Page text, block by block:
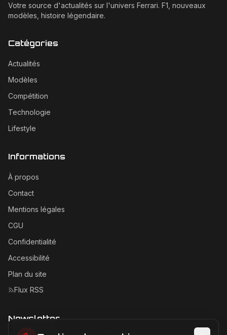
Votre source d'actualités sur l'univers Ferrari. F1, nouveaux
modèles, histoire légendaire.
Catégories
Actualités
Modèles
Compétition
Technologie
Lifestyle
Informations
À propos
Contact
Mentions légales
CGU
Confidentialité
Accessibilité
Plan du site
Flux RSS
Newsletter